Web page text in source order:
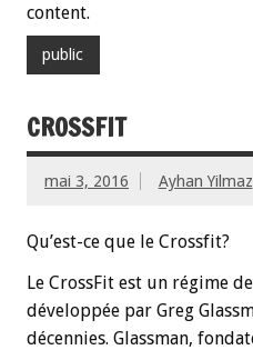
content.
public
CROSSFIT
mai 3, 2016 Ayhan Yilmaz
Qu’est-ce que le Crossfit?
Le CrossFit est un régime
développée par Greg
décennies. Glassman,